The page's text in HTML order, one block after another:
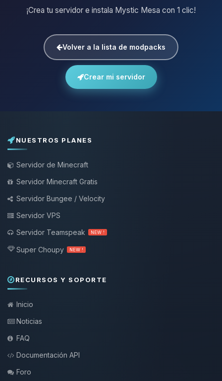
¡Crea tu servidor e instala Mystic Mesa con 1 clic!
Volver a la lista de modpacks
Crear mi servidor
NUESTROS PLANES
Servidor de Minecraft
Servidor Minecraft Gratis
Servidor Bungee / Velocity
Servidor VPS
Servidor Teamspeak
NEW !
Super Choupy NEW !
RECURSOS Y SOPORTE
Inicio
Noticias
FAQ
Documentación API
Foro